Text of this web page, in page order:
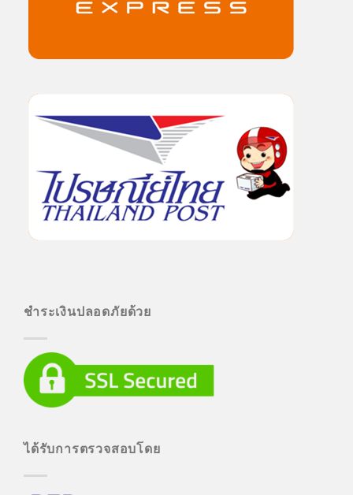
ชำระเงินปลอดภัยด้วย
ได้รับการตรวจสอบโดย